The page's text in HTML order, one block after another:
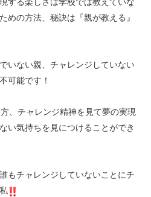
する楽しさは学校では教えていな
めの方法、秘訣は『親が教える』
いない親、チャレンジしていない
可能です！
、チャレンジ精神を見て夢の実現
い気持ちを見につけることができ
もチャレンジしていないことにチ